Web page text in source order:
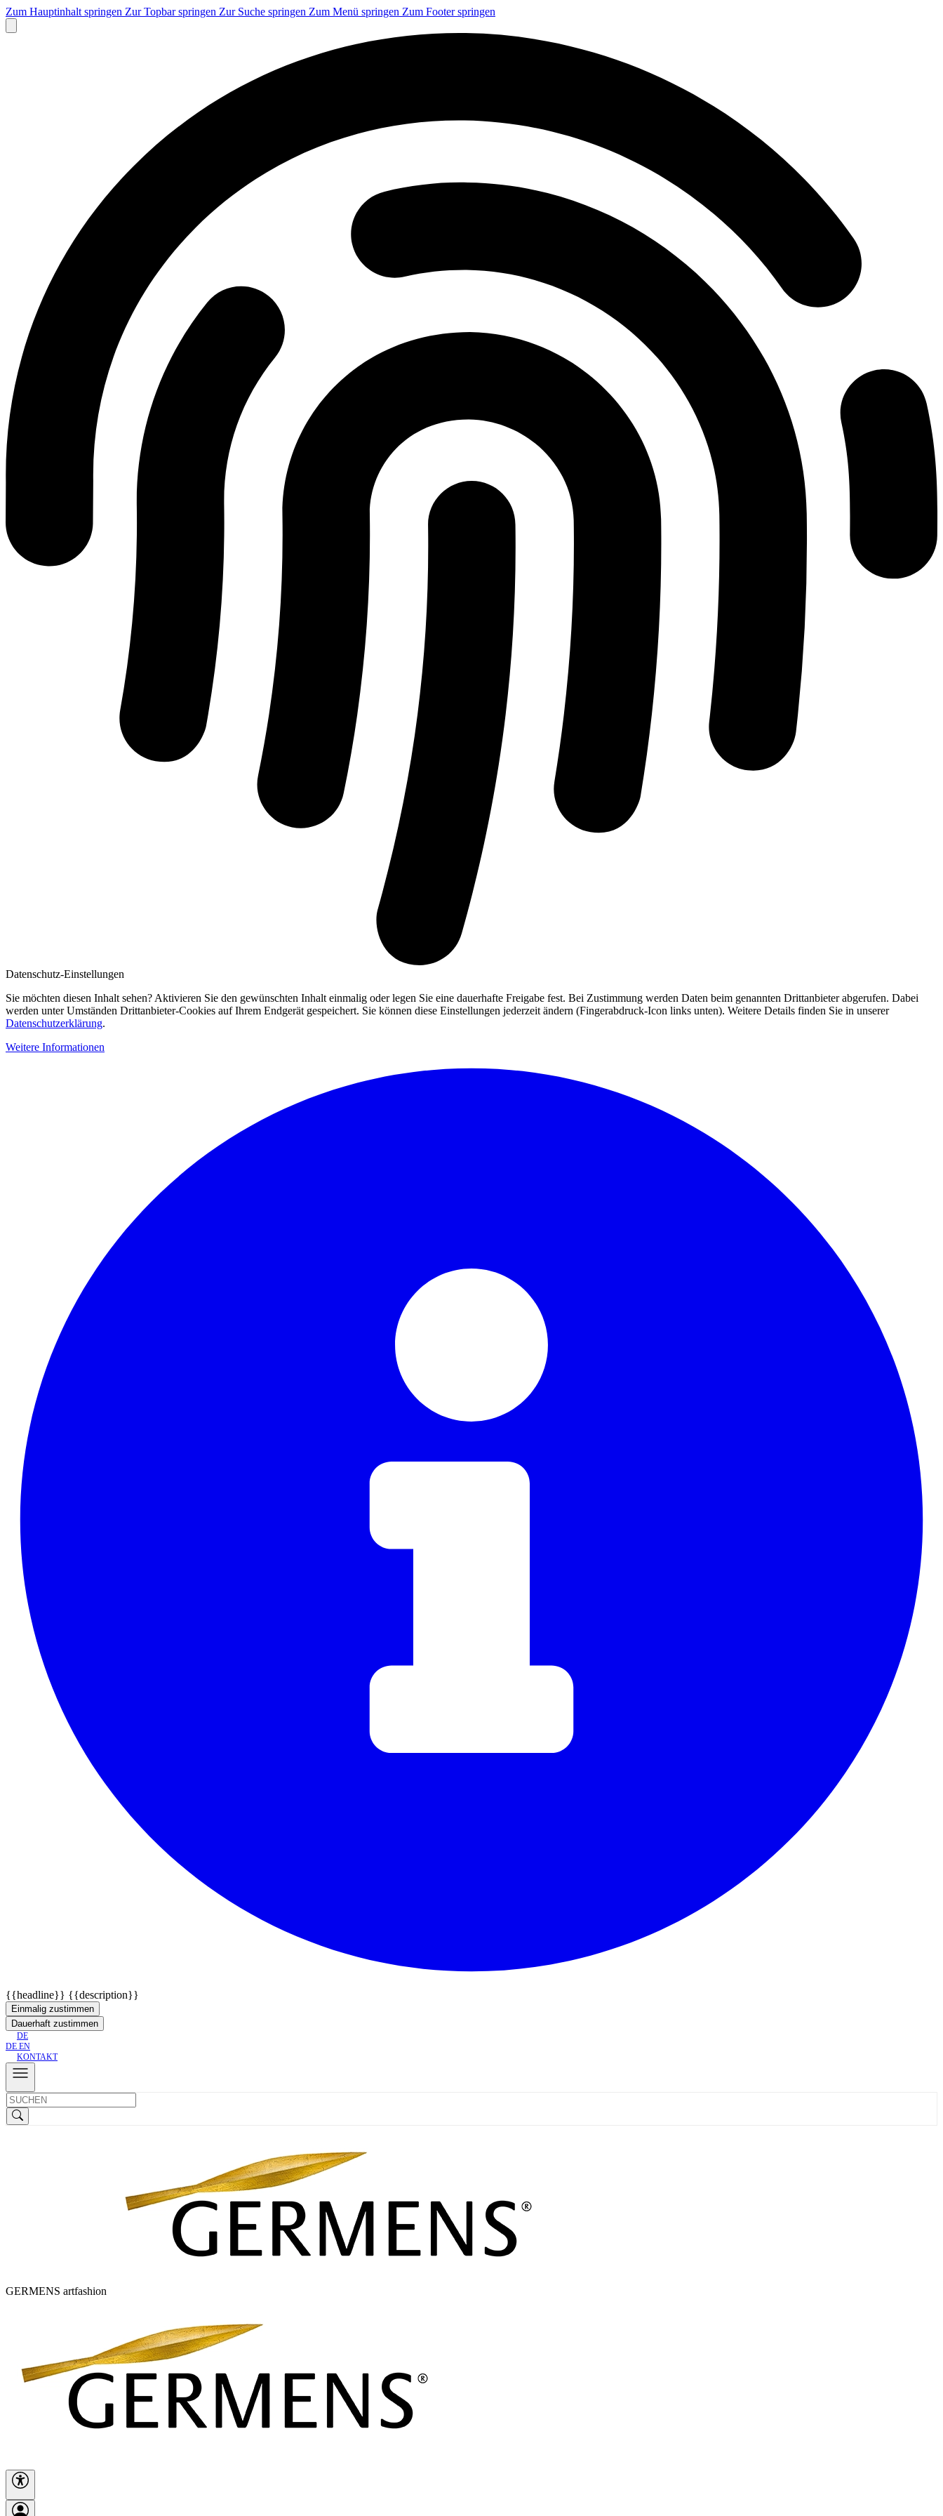
Zum Hauptinhalt springen Zur Topbar springen Zur Suche springen Zum Menü springen Zum Footer springen
Datenschutz-Einstellungen
Sie möchten diesen Inhalt sehen? Aktivieren Sie den gewünschten Inhalt einmalig oder legen Sie eine dauerhafte Freigabe fest. Bei Zustimmung werden Daten beim genannten Drittanbieter abgerufen. Dabei
werden unter Umständen Drittanbieter-Cookies auf Ihrem Endgerät gespeichert. Sie können diese Einstellungen jederzeit ändern (Fingerabdruck-Icon links unten). Weitere Details finden Sie in unserer
Datenschutzerklärung.
Weitere Informationen
{{headline}} {{description}}
Einmalig zustimmen
Dauerhaft zustimmen
DE
DE EN
KONTAKT
GERMENS artfashion